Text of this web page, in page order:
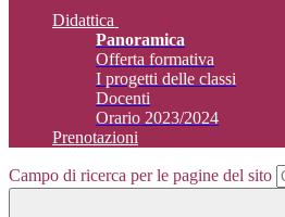
Didattica
Panoramica
Offerta formativa
I progetti delle classi
Docenti
Orario 2023/2024
Prenotazioni
Campo di ricerca per le pagine del sito